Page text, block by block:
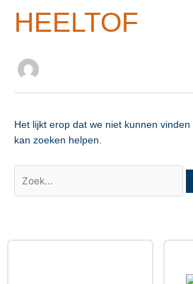
HEELTOF
Het lijkt erop dat we niet kunnen
kan zoeken helpen.
naar: